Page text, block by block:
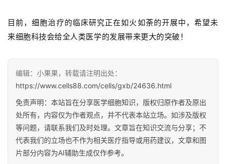
目前，细胞治疗的临床研究正在如火如荼的开展中，希望未
来细胞科技会给全人类医学的发展带来更大的突破！
编辑：小果果，转载请注明出处：
https://www.cells88.com/cells/gxb/24636.html
免责声明：本站旨在分享医学细胞知识，版权归原作者及原出
处所有，内容仅为作者观点，并不代表本站立场。如涉及版权
等问题，请联系我们及时处理。文章旨在知识交流与分享；不
代表我们的立场也不作为相关医疗指导或用药建议，文章和图
片部分内容为AI辅助生成仅作参考。